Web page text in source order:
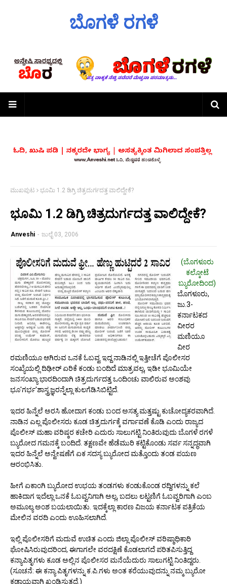
ಬೊಗಳೆ ರಗಳೆ
ಮುಖಪುಟ ಭೂಮಿ 1.2 ಡಿಗ್ರಿ ಚಿತ್ರದುರ್ಗದತ್ತ ವಾಲಿದ್ದೇಕೆ?
ಭೂಮಿ 1.2 ಡಿಗ್ರಿ ಚಿತ್ರದುರ್ಗದತ್ತ ವಾಲಿದ್ದೇಕೆ?
Anveshi - ಜುಲೈ 03, 2006
(ಬೊಗಳೂರು
ಕಲ್ಕೋಟೆ
ಬ್ಯುರೋದಿಂದ)
ಬೊಗಳೂರು,
ಜು.3-
ಕರ್ನಾಟಕದ
ವೀರರ
ಮಣಿಯೂ
ವೀರ
ರಮಣಿಯೂ ಆಗಿರುವ ಒನಕೆ ಓಬವ್ವ ಇದ್ದ ನಾಡಿನಲ್ಲಿ ಇತ್ತೀಚೆಗೆ ಪೊಲೀಸರ
ಸಂಖ್ಯೆಯಲ್ಲಿ ದಿಢೀರ್ ಏರಿಕೆ ಕಂಡು ಬಂದಿದೆ ಮಾತ್ರವಲ್ಲ, ಇಡೀ ಭೂಮಿಯೇ
ಜನಸಂಖ್ಯಾ ಭಾರದಿಂದಾಗಿ ಚಿತ್ರದುರ್ಗದತ್ತ ಒಂದಿಂಚು ವಾಲಿರುವ ಅಂಶವು
ಭೂ'ಗರ್ಭ'ಶಾಸ್ತ್ರಜ್ಞರನ್ನೆಲ್ಲಾ ಕುಲಗೆಡಿಸಿಬಿಟ್ಟಿದೆ.
ಇದರ ಹಿನ್ನೆಲೆ ಅರಸಿ ಹೋದಾಗ ಕಂಡು ಬಂದ ಅಸತ್ಯ ಮತ್ತಷ್ಟು ಕುಚೋದ್ಯಕರವಾಗಿದೆ.
ನಾಡಿನ ಎಲ್ಲ ಪೊಲೀಸರು ಕೂಡ ಚಿತ್ರದುರ್ಗಕ್ಕೆ ವರ್ಗಾವಣೆ ಕೊಡಿ ಎಂದು ರಾಜ್ಯದ
ಪೊಲೀಸ್ ಮಹಾ ವರಿಷ್ಠರ ಕಚೇರಿ ಎದುರು ಸಾಲುಗಟ್ಟಿ ನಿಂತಿರುವುದು ಬೊಗಳೆ ರಗಳೆ
ಬ್ಯುರೋದ ಗಮನಕ್ಕೆ ಬಂದಿದೆ. ತಕ್ಷಣವೇ ಹೆಡೆಮುರಿ ಕಟ್ಟಿಕೊಂಡು ಸರ್ವ ಸನ್ನದ್ಧವಾಗಿ
ಇದರ ಹಿನ್ನೆಲೆ ಅನ್ವೇಷಣೆಗೆ ಏಕ ಸದಸ್ಯ ಬ್ಯುರೋದ ಮತ್ತೊಂದು ತಂಡ ಪಯಣ
ಆರಂಭಿಸಿತು.
ಹೀಗೆ ಏಕಾಂಗಿ ಬ್ಯುರೋದ ಉಭಯ ತಂಡಗಳು ಕಂಡುಕೊಂಡ ರದ್ದಿಗಳನ್ನು ಕಲೆ
ಹಾಕಿದಾಗ ಇದೆಲ್ಲಾ ಒನಕೆ ಓಬವ್ವನಿಗಾಗಿ ಅಲ್ಲ, ಬದಲು ಲಟ್ಟಣಿಗೆ ಓಬವ್ವರಿಗಾಗಿ ಎಂಬ
ಅಮೂಲ್ಯ ಅಂಶ ಬಯಲಾಯಿತು. ಇದಕ್ಕೆಲ್ಲಾ ಕಾರಣ ವಿಜಯ ಕರ್ನಾಟಕ ಪತ್ರಿಕೆಯ
ಮೇಲಿನ ವರದಿ ಎಂದು ಊಹಿಸಲಾಗಿದೆ.
ಇಲ್ಲಿ ಪೊಲೀಸರಿಗೆ ಮದುವೆ ಉಚಿತ ಎಂದು ಜಿಲ್ಲಾ ಪೊಲೀಸ್ ವರಿಷ್ಠಾಧಿಕಾರಿ
ಘೋಷಿಸಿರುವುದರಿಂದ, ಈಗಾಗಲೇ ವರದಕ್ಷಿಣೆ ಕೊಡಲಾಗದೆ ಪರಿತಪಿಸುತ್ತಿದ್ದ
ಕನ್ಯಾಪಿತೃಗಳು ಕೂಡ ಅಲ್ಲಿನ ಪೊಲೀಸರ ಮನೆಯೆದುರು ಸಾಲುಗಟ್ಟಿ ನಿಂತಿದ್ದರು.
(ಸೂಚನೆ: ಈ ಕನ್ಯಾ ಪಿತೃಗಳನ್ನು ಕ.ಪಿ.ಗಳು ಅಂತ ಕರೆಯುವುದನ್ನು ನಮ್ಮ ಬ್ಯುರೋ
ಕಡ್ಡಾಯವಾಗಿ ಖಂಡಿಸುತ್ತದೆ.)